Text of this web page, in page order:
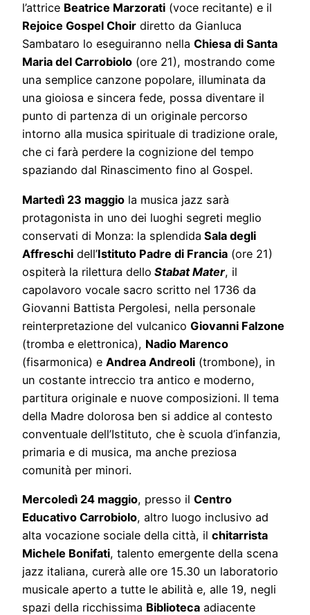
l’attrice Beatrice Marzorati (voce recitante) e il
Rejoice Gospel Choir diretto da Gianluca
Sambataro lo eseguiranno nella Chiesa di Santa
Maria del Carrobiolo (ore 21), mostrando come
una semplice canzone popolare, illuminata da
una gioiosa e sincera fede, possa diventare il
punto di partenza di un originale percorso
intorno alla musica spirituale di tradizione orale,
che ci farà perdere la cognizione del tempo
spaziando dal Rinascimento fino al Gospel.
Martedì 23 maggio la musica jazz sarà
protagonista in uno dei luoghi segreti meglio
conservati di Monza: la splendida Sala degli
Affreschi dell’Istituto Padre di Francia (ore 21)
ospiterà la rilettura dello Stabat Mater, il
capolavoro vocale sacro scritto nel 1736 da
Giovanni Battista Pergolesi, nella personale
reinterpretazione del vulcanico Giovanni Falzone
(tromba e elettronica), Nadio Marenco
(fisarmonica) e Andrea Andreoli (trombone), in
un costante intreccio tra antico e moderno,
partitura originale e nuove composizioni. Il tema
della Madre dolorosa ben si addice al contesto
conventuale dell’Istituto, che è scuola d’infanzia,
primaria e di musica, ma anche preziosa
comunità per minori.
Mercoledì 24 maggio, presso il Centro
Educativo Carrobiolo, altro luogo inclusivo ad
alta vocazione sociale della città, il chitarrista
Michele Bonifati, talento emergente della scena
jazz italiana, curerà alle ore 15.30 un laboratorio
musicale aperto a tutte le abilità e, alle 19, negli
spazi della ricchissima Biblioteca adiacente